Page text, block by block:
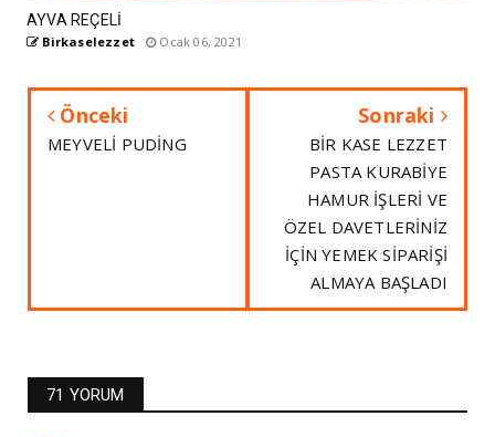
AYVA REÇELİ
Birkaselezzet Ocak 06, 2021
Önceki
MEYVELİ PUDİNG
Sonraki
BİR KASE LEZZET
PASTA KURABİYE
HAMUR İŞLERİ VE
ÖZEL DAVETLERİNİZ
İÇİN YEMEK SİPARİŞİ
ALMAYA BAŞLADI
71 YORUM